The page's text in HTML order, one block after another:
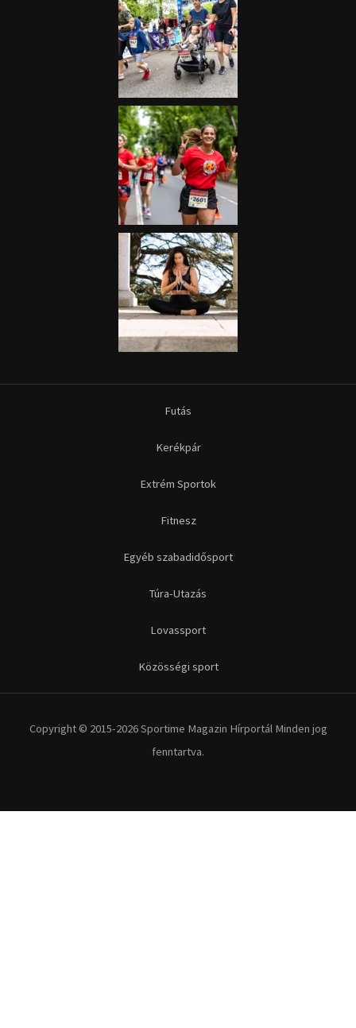
Futás
Kerékpár
Extrém Sportok
Fitnesz
Egyéb szabadidősport
Túra-Utazás
Lovassport
Közösségi sport
Copyright © 2015-2026 Sportime Magazin Hírportál Minden jog
fenntartva.